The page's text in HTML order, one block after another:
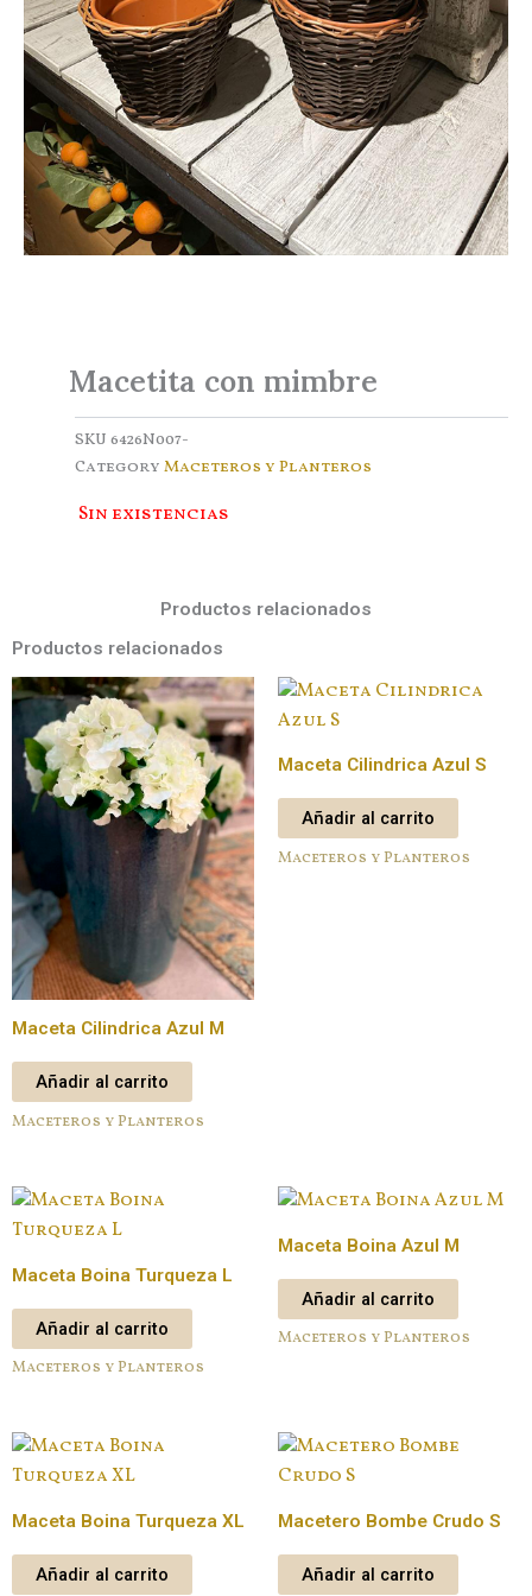
Macetita con mimbre
SKU 6426N007-
Category Maceteros y Planteros
Sin existencias
Productos relacionados
Productos relacionados
Maceta Cilindrica Azul M
Añadir al carrito
Maceteros y Planteros
Maceta Cilindrica Azul S
Añadir al carrito
Maceteros y Planteros
Maceta Boina Turqueza L
Añadir al carrito
Maceteros y Planteros
Maceta Boina Azul M
Añadir al carrito
Maceteros y Planteros
Maceta Boina Turqueza XL
Añadir al carrito
Macetero Bombe Crudo S
Añadir al carrito